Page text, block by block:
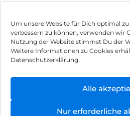
Um unsere Website für Dich optimal
verbessern zu können, verwenden wir
Nutzung der Website stimmst Du der
Weitere Informationen zu Cookies
Datenschutzerklärung.
Alle
Nur erforderliche
Impressum